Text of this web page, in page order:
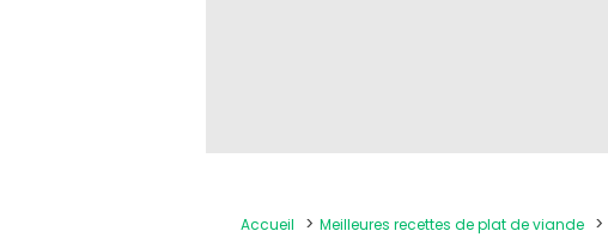
Accueil Meilleures recettes de plat de viande